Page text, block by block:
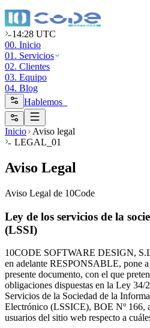
14:28 UTC
00. Inicio
01. Servicios
02. Clientes
03. Equipo
04. Blog
Hablemos_
Inicio
Aviso legal
LEGAL_01
Aviso Legal
Aviso Legal de 10Code
Ley de los servicios de la
(LSSI)
10CODE SOFTWARE DESIGN,
en adelante RESPONSABLE, pone
presente documento, con el que
obligaciones dispuestas en la Ley 34/
Servicios de la Sociedad de la
Electrónico (LSSICE), BOE Nº 166,
usuarios del sitio web respecto a